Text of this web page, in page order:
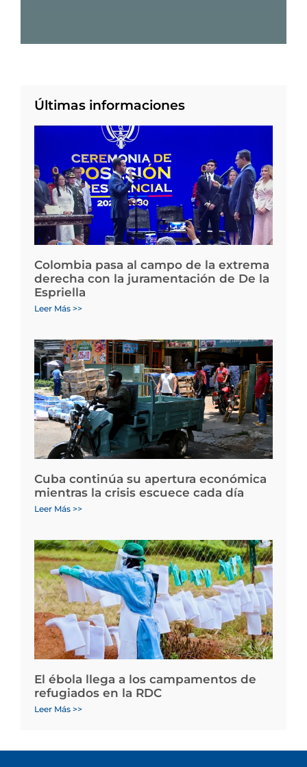
Últimas informaciones
Colombia pasa al campo de la extrema
derecha con la juramentación de De la
Espriella
Leer Más >>
Cuba continúa su apertura económica
mientras la crisis escuece cada día
Leer Más >>
El ébola llega a los campamentos de
refugiados en la RDC
Leer Más >>